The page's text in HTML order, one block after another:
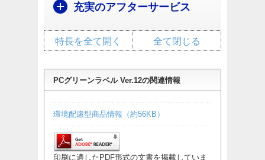
充実のアフターサービス
全て閉じる
特長を全て開く
PCグリーンラベル Ver.12の関連情報
環境配慮型商品情報（約56KB）
印刷に適したPDF形式の文書を掲載していま